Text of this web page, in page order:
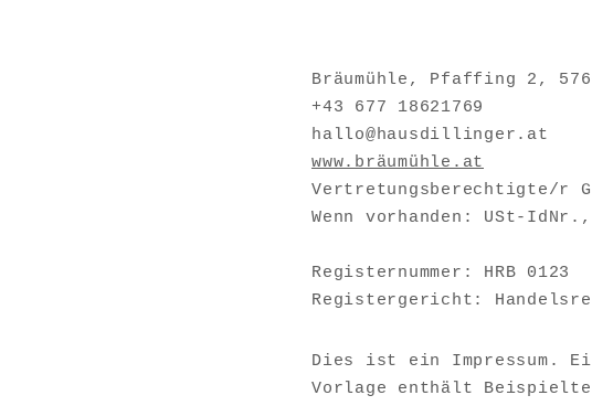
Bräumühle, Pfaffing 2,
+43 677 18621769
hallo@hausdillinger.at
www.bräumühle.at
Vertretungsberechtigte/r
Wenn vorhanden: USt-
Registernummer: HRB 0123
Registergericht:
Dies ist ein Impressum.
Vorlage enthält